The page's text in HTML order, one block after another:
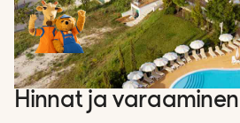
Hinnat ja varaaminen